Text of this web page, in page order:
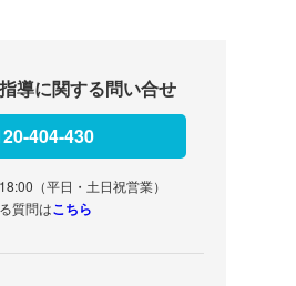
導に関する問い合せ
404-430
（平日・土日祝営業）
質問はこちら